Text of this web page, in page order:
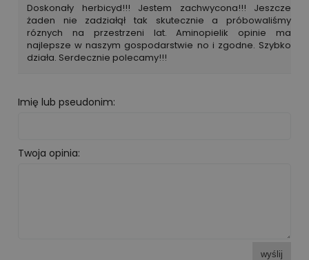
Doskonały herbicyd!!! Jestem zachwycona!!! Jeszcze
żaden nie zadziałął tak skutecznie a próbowaliśmy
róznych na przestrzeni lat. Aminopielik opinie ma
najlepsze w naszym gospodarstwie no i zgodne. Szybko
działa. Serdecznie polecamy!!!
Imię lub pseudonim:
Twoja opinia:
wyślij